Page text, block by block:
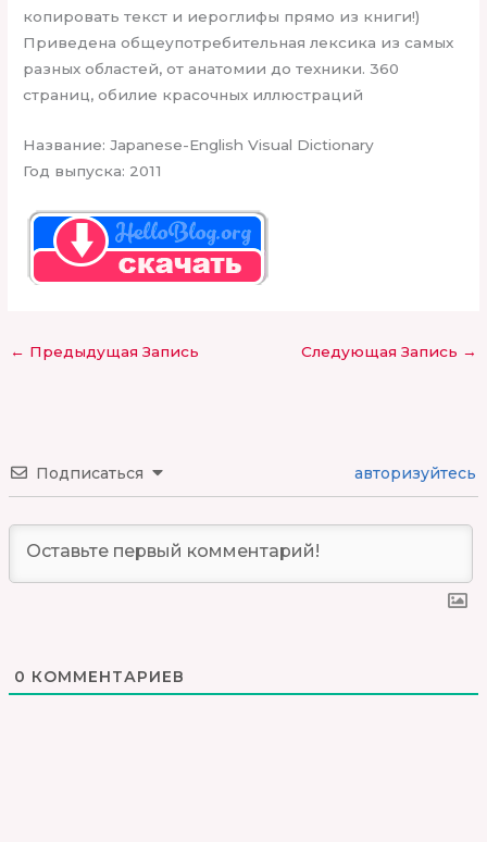
копировать текст и иероглифы прямо из книги!)
Приведена общеупотребительная лексика из самых
разных областей, от анатомии до техники. 360
страниц, обилие красочных иллюстраций
Название: Japanese-English Visual Dictionary
Год выпуска: 2011
← Предыдущая Запись Следующая Запись →
Подписаться авторизуйтесь
0 КОММЕНТАРИЕВ